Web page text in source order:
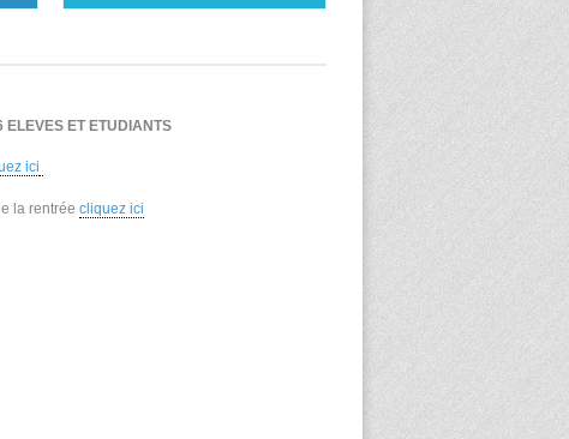
ELEVES ET ETUDIANTS
ici
la rentrée cliquez ici